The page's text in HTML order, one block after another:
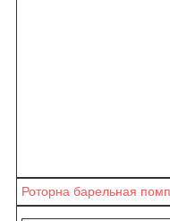
Роторна барельная